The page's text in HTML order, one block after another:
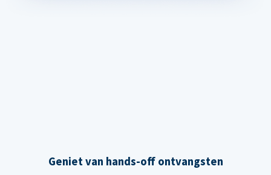
Geniet van hands-off ontvangsten